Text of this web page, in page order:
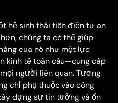
hệ sinh thái tiền điện tử an
chúng ta có thể giúp
của nó như một lực
kinh tế toàn cầu—cung cấp
người liên quan. Tương
chỉ phụ thuộc vào công
dựng sự tin tưởng và ổn